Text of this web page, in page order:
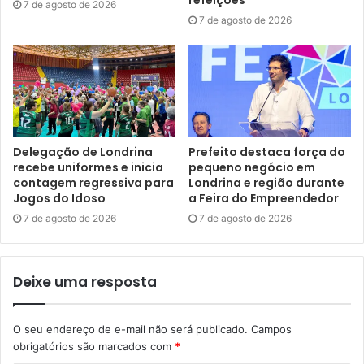
(Acapulco) e troca de luminárias na praça e campo da Rua
melhorias na iluminação da Praça Genezio Rodrigues de
Campos (Cafezal), entre diversas outras intervenções.
Confira os serviços que vão estar à disposição da
comunidade durante a ação de sábado:
Saúde –As equipes da Secretaria Municipal de Saúde
(SMS) vão oferecer testes de HGT (glicemia capilar),
aferição de pressão, testes rápidos de Infecções
Sexualmente Transmissíveis (ISTs), atendimentos de
serão fornecidas informações sobre atendimentos de
emergência em caso de engasgos, paradas
cardiorrespiratórias e outras situações. A SMS fornecerá
ainda orientações sobre o combate ao mosquito Aedes
7 de agosto de 2026
7 de agosto de 2026
Delegação de Londrina
recebe uniformes e inicia
contagem regressiva para
Jogos do Idoso
7 de agosto de 2026
Prefeito destaca força do
pequeno negócio em
Londrina e região durante
a Feira do Empreendedor
7 de agosto de 2026
Deixe uma resposta
O seu endereço de e-mail não será publicado. Campos
obrigatórios são marcados com *